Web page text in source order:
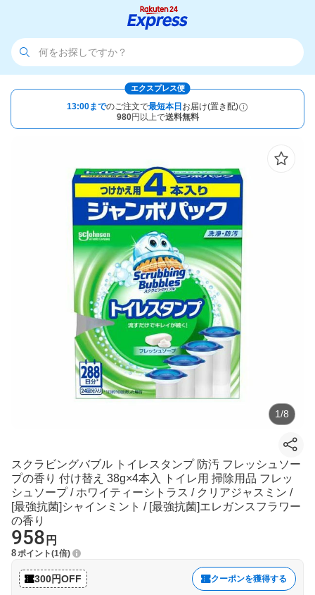
エクスプレス便
13:00までのご注文で最短本日 お届け(置き配)
980円以上で送料無料
1/8
スクラビングバブル トイレスタンプ 防汚 フレッシュソー
プの香り 付け替え 38g×4本入 トイレ用 掃除用品 フレッ
シュソープ / ホワイティーシトラス / クリアジャスミン /
[最強抗菌]シャインミント / [最強抗菌]エレガンスフラワー
の香り
958 円
8ポイント 1倍
300円OFF クーポンを獲得する